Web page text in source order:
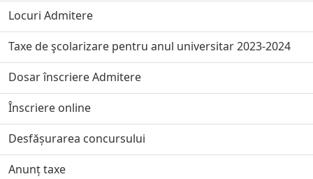
Locuri Admitere
Taxe de şcolarizare pentru anul universitar 2023-2024
Dosar înscriere Admitere
Înscriere online
Desfășurarea concursului
Anunț taxe